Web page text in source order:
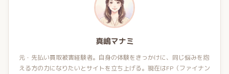
真嶋マナミ
元・先払い買取被害経験者。自身の体験をきっかけに、同じ悩みを抱
える方の力になりたいとサイトを立ち上げる。現在はFP（ファイナン